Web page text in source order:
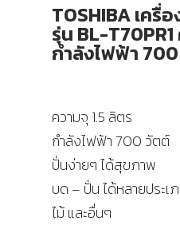
TOSHIBA เครื่
รุ่น BL-T70PR1
กำลังไฟฟ้า
ความจุ 1.5 ลิตร
กำลังไฟฟ้า 700 วัตต์
ปั่นง่ายๆ ได้สุขภาพ
บด – ปั่น ได้หลายประเ
ไม้ และอื่นๆ